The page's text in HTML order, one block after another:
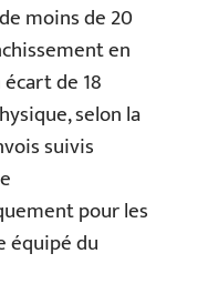
moins de 20
en
de 18
selon la
suivis
pour les
équipé du